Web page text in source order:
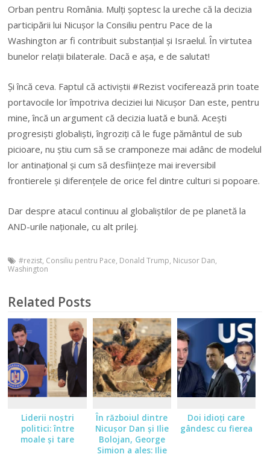
Orban pentru România. Mulţi şoptesc la ureche că la decizia
participării lui Nicuşor la Consiliu pentru Pace de la
Washington ar fi contribuit substanţial şi Israelul. În virtutea
bunelor relaţii bilaterale. Dacă e aşa, e de salutat!
Şi încă ceva. Faptul că activiştii #Rezist vociferează prin toate
portavocile lor împotriva deciziei lui Nicuşor Dan este, pentru
mine, încă un argument că decizia luată e bună. Aceşti
progresişti globalişti, îngroziţi că le fuge pământul de sub
picioare, nu ştiu cum să se cramponeze mai adânc de modelul
lor antinaţional şi cum să desfiinţeze mai ireversibil
frontierele şi diferenţele de orice fel dintre culturi si popoare.
Dar despre atacul continuu al globaliştilor de pe planetă la
AND-urile naţionale, cu alt prilej.
#rezist, Consiliu pentru Pace, Donald Trump, Nicusor Dan,
Washington
Related Posts
Liderii noştri
politici: între
moale şi tare
În războiul dintre
Nicuşor Dan şi Ilie
Bolojan, George
Simion a ales: Ilie
Doi idioţi care
gândesc cu fierea